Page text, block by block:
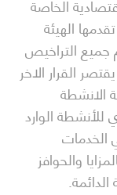
الهيئة
جميع التراخيص
القرار الاخر
الانشطة
للأنشطة الوارد
الخدمات
والحوافز